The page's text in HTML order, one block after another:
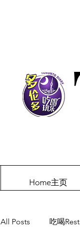
Home主页
All Posts 吃喝